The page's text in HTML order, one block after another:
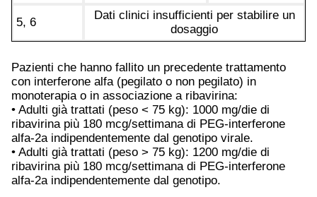
5, 6
Dati clinici insufficienti per stabilire un
dosaggio
Pazienti che hanno fallito un precedente trattamento
con interferone alfa (pegilato o non pegilato) in
monoterapia o in associazione a ribavirina:
• Adulti già trattati (peso < 75 kg): 1000 mg/die di
ribavirina più 180 mcg/settimana di PEG-interferone
alfa-2a indipendentemente dal genotipo virale.
• Adulti già trattati (peso > 75 kg): 1200 mg/die di
ribavirina più 180 mcg/settimana di PEG-interferone
alfa-2a indipendentemente dal genotipo.